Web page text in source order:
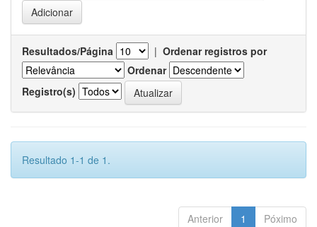
Resultados/Página | Ordenar registros por
Ordenar
Registro(s)
Resultado 1-1 de 1.
Anterior 1 Póximo